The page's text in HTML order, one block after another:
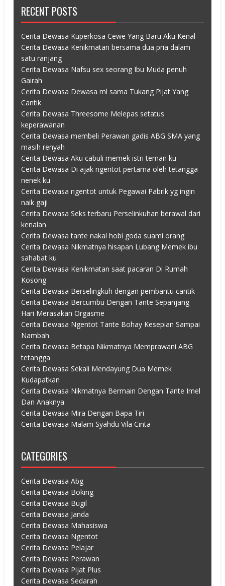
RECENT POSTS
Cerita Dewasa Kuperkosa Cewe Yang Baru Aku Kenal
Cerita Dewasa Kenikmatan bersama dua pria dalam
satu ranjang
Cerita Dewasa Nafsu sex seorang Ibu Muda penuh
Gairah
Cerita Dewasa Dewasa ml sama Tukang Pijat Yang
Cantik
Cerita Dewasa Threesome Melepas setatus
keperawanan
Cerita Dewasa membeli Perawan gadis ABG SMA yang
masih renyah
Cerita Dewasa Aku cabuli memek istri teman ku
Cerita Dewasa Di ajak ngentot pertama oleh tetangga
nenek ku
Cerita Dewasa ngentot untuk Pegawai Pabrik yg ingin
naik gaji
Cerita Dewasa Seks terbaru Perselinkuhan berawal dari
kenalan
Cerita Dewasa tante nakal hobi goda suami orang
Cerita Dewasa Nikmatnya hisapan Lubang Memek ibu
sahabat ku
Cerita Dewasa Kenikmatan saat pacaran Di Rumah
Kosong
Cerita Dewasa Berselingkuh dengan pembantu cantik
Cerita Dewasa Bercumbu Dengan Tante Sepanjang
Hari Merasakan Orgasme
Cerita Dewasa Ngentot Tante Bohay Kesepian Sampai
Nambah
Cerita Dewasa Betapa Nikmatnya Memprawani ABG
tetangga
Cerita Dewasa Sekali Mendayung Dua Memek
Kudapatkan
Cerita Dewasa Nikmatnya Bermain Dengan Tante Imel
Dan Anaknya
Cerita Dewasa Mira Dengan Bapa Tiri
Cerita Dewasa Malam Syahdu Vila Cinta
CATEGORIES
Cerita Dewasa Abg
Cerita Dewasa Boking
Cerita Dewasa Bugil
Cerita Dewasa Janda
Cerita Dewasa Mahasiswa
Cerita Dewasa Ngentot
Cerita Dewasa Pelajar
Cerita Dewasa Perawan
Cerita Dewasa Pijat Plus
Cerita Dewasa Sedarah